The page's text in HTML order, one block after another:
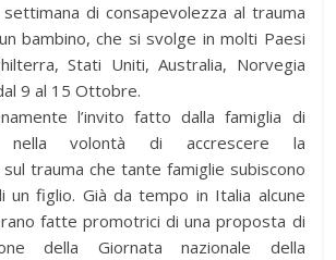
di consapevolezza al trauma
bambino, che si svolge in molti Paesi
Stati Uniti, Australia, Norvegia
9 al 15 Ottobre.
l’invito fatto dalla famiglia di
nella volontà di accrescere la
trauma che tante famiglie subiscono
un figlio. Già da tempo in Italia alcune
fatte promotrici di una proposta di
della Giornata nazionale della